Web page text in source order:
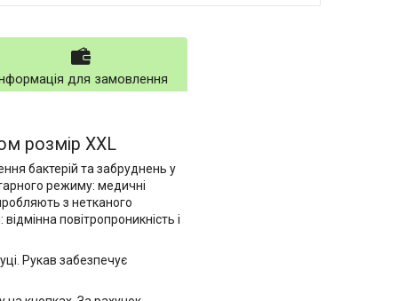
для замовлення
розмір XXL
бактерій та забруднень у
режиму: медичні
з нетканого
повітропроникність і
Рукав забезпечує